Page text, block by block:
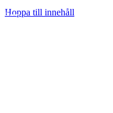
Hoppa till innehåll